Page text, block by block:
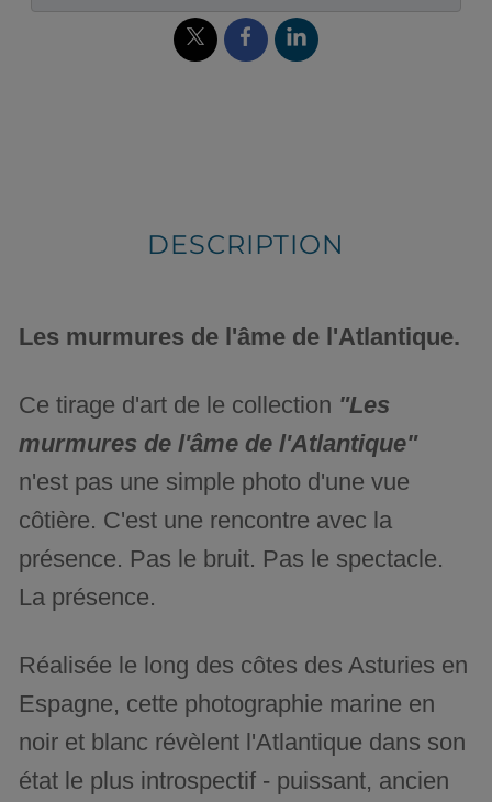
DESCRIPTION
Les murmures de l'âme de l'Atlantique.
Ce tirage d'art de le collection "Les
murmures de l'âme de l'Atlantique"
n'est pas une simple photo d'une vue
côtière. C'est une rencontre avec la
présence. Pas le bruit. Pas le spectacle.
La présence.
Réalisée le long des côtes des Asturies en
Espagne, cette photographie marine en
noir et blanc révèlent l'Atlantique dans son
état le plus introspectif - puissant, ancien